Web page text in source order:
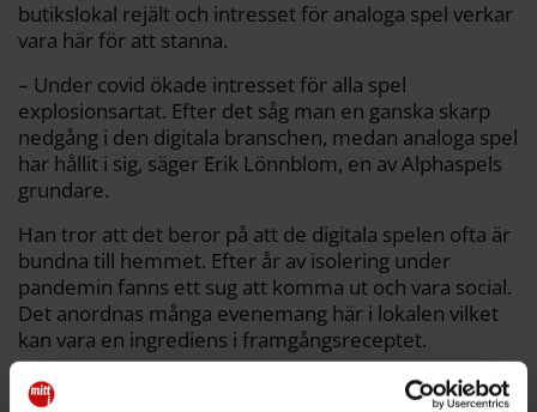
butikslokal rejält och intresset för analoga spel verkar
vara här för att stanna.
– Under covid ökade intresset för alla spel
explosionsartat. Efter det såg man en ganska skarp
nedgång i den digitala branschen, medan analoga spel
har hållit i sig, säger Erik Lönnblom, en av Alphaspels
grundare.
Han tror att det beror på att de digitala spelen ofta är
bundna till hemmet. Efter år av isolering under
pandemin fanns ett sug att komma ut och vara social.
Det anordnas många evenemang här i lokalen vilket
kan vara en ingrediens i framgångsreceptet.
– Det finns många latenta spelare som har ett